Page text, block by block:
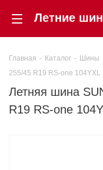
Главная - Каталог - Шины
255/45 R19 RS-one 104YXL
Летняя шина
R19 RS-one